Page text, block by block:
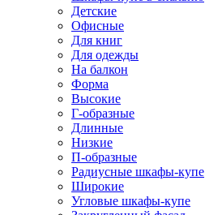
Детские
Офисные
Для книг
Для одежды
На балкон
Форма
Высокие
Г-образные
Длинные
Низкие
П-образные
Радиусные шкафы-купе
Широкие
Угловые шкафы-купе